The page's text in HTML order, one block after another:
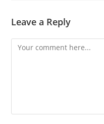
Leave a Reply
Comment